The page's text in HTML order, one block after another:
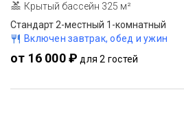
Крытый бассейн 325 м²
Стандарт 2-местный 1-комнатный
Включен завтрак, обед и ужин
от 16 000 ₽ для 2 гостей